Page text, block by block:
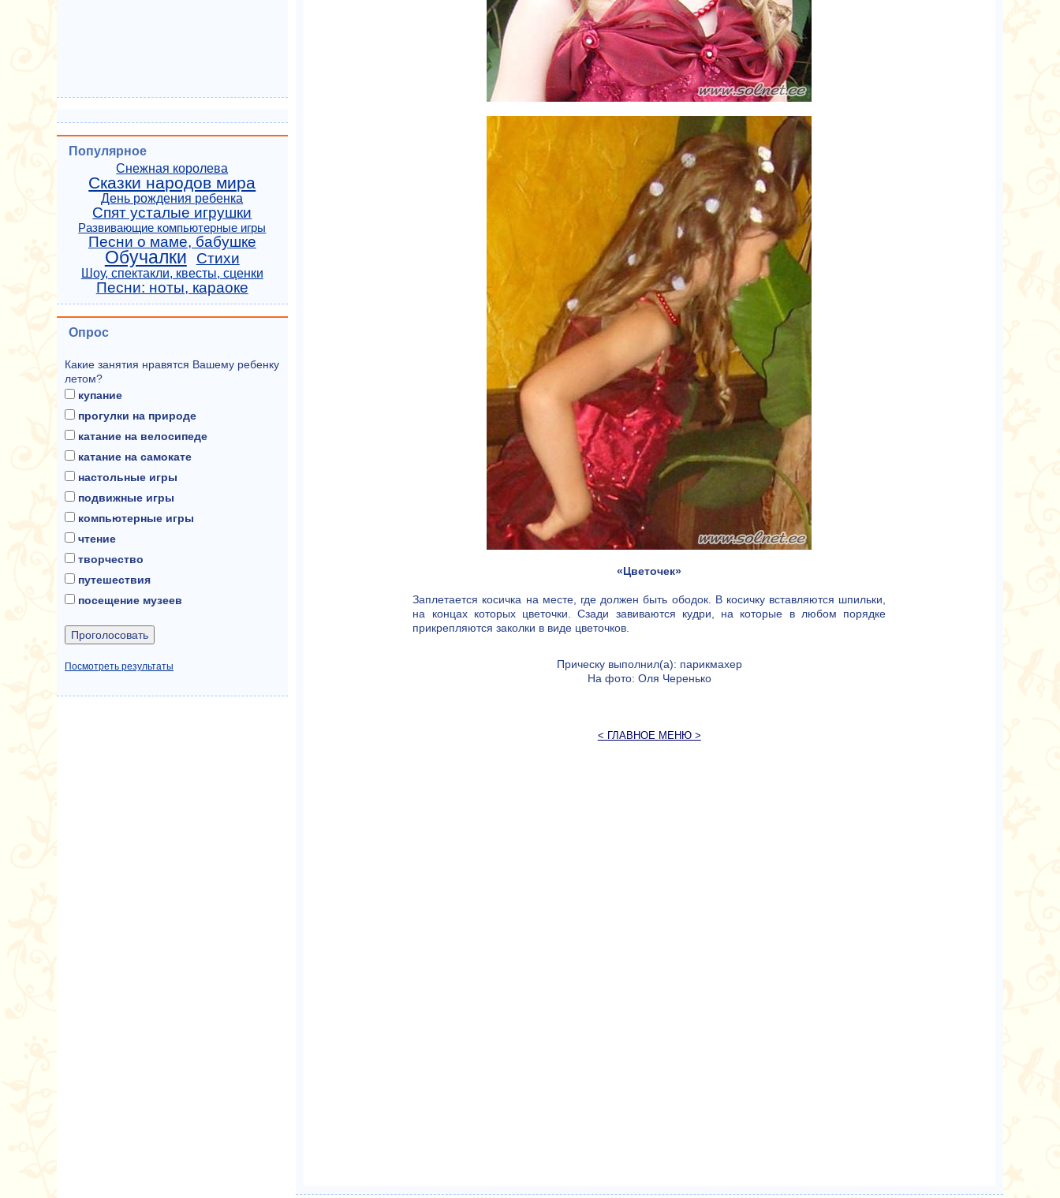
«Цветочек»
Заплетается косичка на месте, где должен быть ободок. В косичку вставляются шпильки,
на концах которых цветочки. Сзади завиваются кудри, на которые в любом порядке
прикрепляются заколки в виде цветочков.
Прическу выполнил(а): парикмахер
На фото: Оля Черенько
< ГЛАВНОЕ МЕНЮ >
Популярное
Снежная королева
Сказки народов мира
День рождения ребенка
Спят усталые игрушки
Развивающие компьютерные игры
Песни о маме, бабушке
Обучалки Стихи
Шоу, спектакли, квесты, сценки
Песни: ноты, караоке
Опрос
Какие занятия нравятся Вашему ребенку
летом?
купание
прогулки на природе
катание на велосипеде
катание на самокате
настольные игры
подвижные игры
компьютерные игры
чтение
творчество
путешествия
посещение музеев
Посмотреть результаты